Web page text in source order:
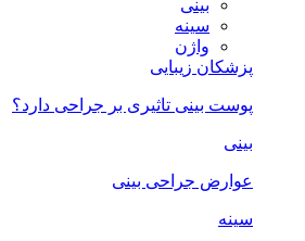
بینی
سینه
واژن
پزشکان زیبایی
پوست بینی تاثیری بر جراحی دارد؟
بینی
عوارض جراحی بینی
سینه